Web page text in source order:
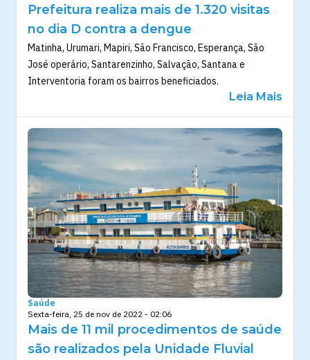
Prefeitura realiza mais de 1.320 visitas
no dia D contra a dengue
Matinha, Urumari, Mapiri, São Francisco, Esperança, São
José operário, Santarenzinho, Salvação, Santana e
Interventoria foram os bairros beneficiados.
Leia Mais
Saúde
Sexta-feira, 25 de nov de 2022 - 02:06
Mais de 11 mil procedimentos de saúde
são realizados pela Unidade Fluvial